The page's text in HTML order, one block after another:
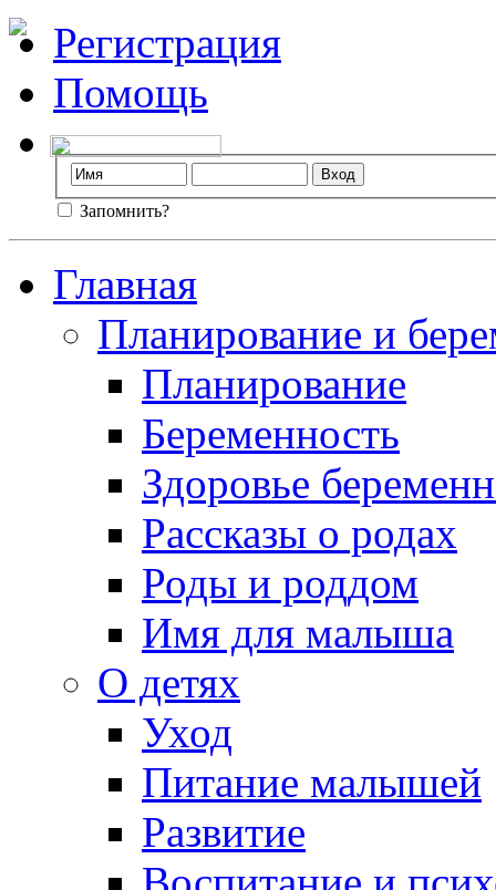
Регистрация
Помощь
Запомнить?
Главная
Планирование и
Планирование
Беременность
Здоровье
Рассказы о родах
Роды и роддом
Имя для малыша
О детях
Уход
Питание малышей
Развитие